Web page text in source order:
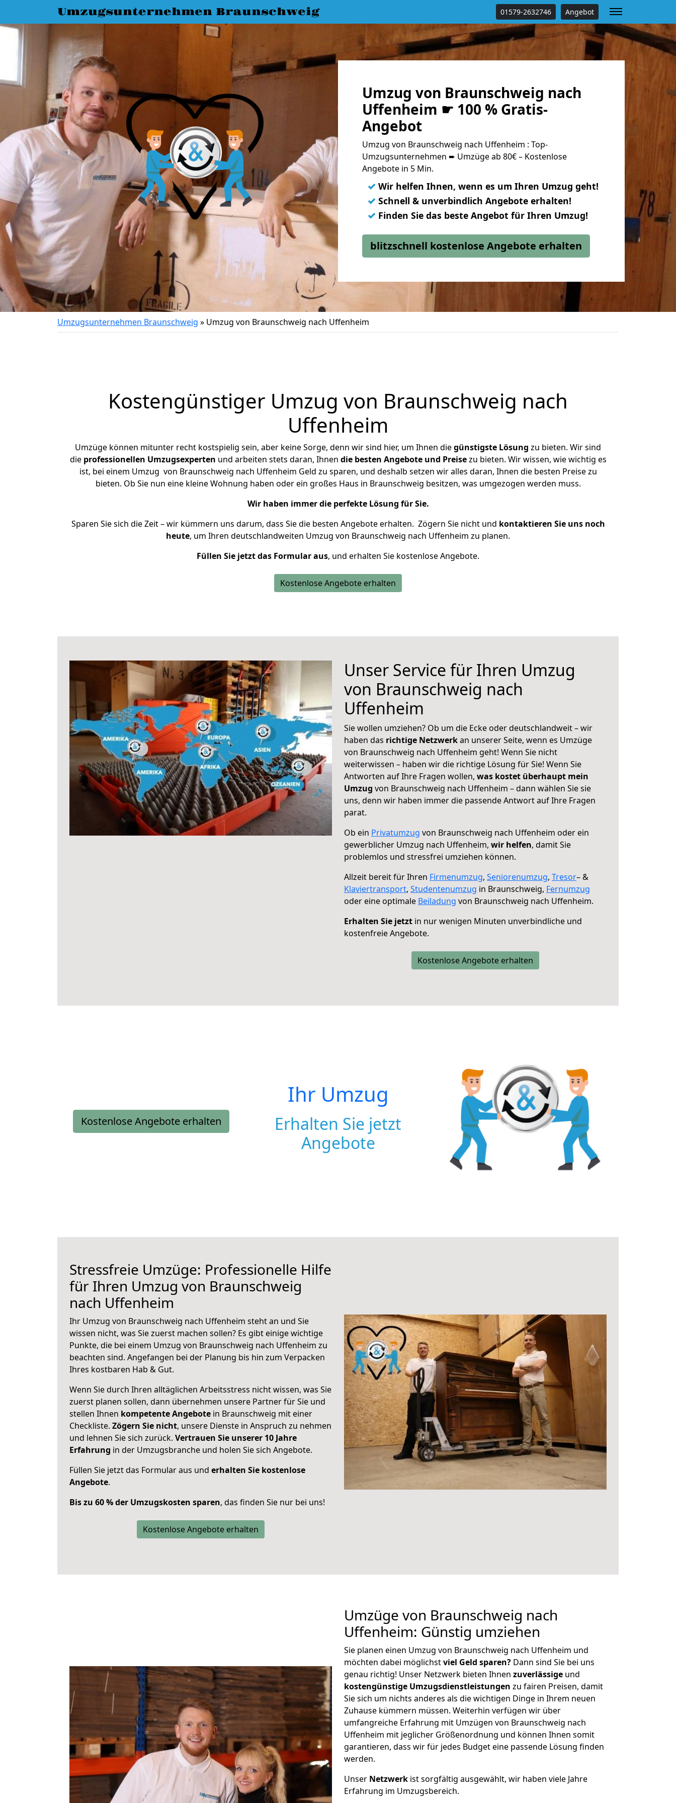
Umzugsunternehmen Braunschweig 01579-2632746 Angebot
Umzug von Braunschweig nach
Uffenheim ☛ 100 % Gratis-
Angebot
Umzug von Braunschweig nach Uffenheim : Top-
Umzugsunternehmen ➨ Umzüge ab 80€ – Kostenlose
Angebote in 5 Min.
✓ Wir helfen Ihnen, wenn es um Ihren Umzug geht!
✓ Schnell & unverbindlich Angebote erhalten!
✓ Finden Sie das beste Angebot für Ihren Umzug!
blitzschnell kostenlose Angebote erhalten
Umzugsunternehmen Braunschweig » Umzug von Braunschweig nach Uffenheim
Kostengünstiger Umzug von Braunschweig nach
Uffenheim
Umzüge können mitunter recht kostspielig sein, aber keine Sorge, denn wir sind hier, um Ihnen diegünstigste Lösung zu bieten. Wir sind
die professionellen Umzugsexperten und arbeiten stets daran, Ihnen die besten Angebote und Preisezu bieten. Wir wissen, wie wichtig es
ist, bei einem Umzug von Braunschweig nach Uffenheim Geld zu sparen, und deshalb setzen wir alles daran, Ihnen die besten Preise zu
bieten. Ob Sie nun eine kleine Wohnung haben oder ein großes Haus in Braunschweig besitzen, was umgezogen werden muss.
Wir haben immer die perfekte Lösung für Sie.
Sparen Sie sich die Zeit – wir kümmern uns darum, dass Sie die besten Angebote erhalten. Zögern Sie nicht und kontaktieren Sie uns noch
heute, um Ihren deutschlandweiten Umzug von Braunschweig nach Uffenheim zu planen.
Füllen Sie jetzt das Formular aus, und erhalten Sie kostenlose Angebote.
Kostenlose Angebote erhalten
Unser Service für Ihren Umzug
von Braunschweig nach
Uffenheim
Sie wollen umziehen? Ob um die Ecke oder deutschlandweit – wir
haben das richtige Netzwerkan unserer Seite, wenn es Umzüge
von Braunschweig nach Uffenheim geht! Wenn Sie nicht
weiterwissen – haben wir die richtige Lösung für Sie! Wenn Sie
Antworten auf Ihre Fragen wollen, was kostet überhaupt mein
Umzug von Braunschweig nach Uffenheim – dann wählen Sie sie
uns, denn wir haben immer die passende Antwort auf Ihre Fragen
parat.
Ob ein Privatumzug von Braunschweig nach Uffenheim oder ein
gewerblicher Umzug nach Uffenheim, wir helfen, damit Sie
problemlos und stressfrei umziehen können.
Allzeit bereit für Ihren Firmenumzug, Seniorenumzug, Tresor– &
Klaviertransport, Studentenumzug in Braunschweig, Fernumzug
oder eine optimale Beiladung von Braunschweig nach Uffenheim.
Erhalten Sie jetzt in nur wenigen Minuten unverbindliche und
kostenfreie Angebote.
Kostenlose Angebote erhalten
Kostenlose Angebote erhalten
Ihr Umzug
Erhalten Sie jetzt
Angebote
Stressfreie Umzüge: Professionelle Hilfe
für Ihren Umzug von Braunschweig
nach Uffenheim
Ihr Umzug von Braunschweig nach Uffenheim steht an und Sie
wissen nicht, was Sie zuerst machen sollen? Es gibt einige wichtige
Punkte, die bei einem Umzug von Braunschweig nach Uffenheim zu
beachten sind. Angefangen bei der Planung bis hin zum Verpacken
Ihres kostbaren Hab & Gut.
Wenn Sie durch Ihren alltäglichen Arbeitsstress nicht wissen, was Sie
zuerst planen sollen, dann übernehmen unsere Partner für Sie und
stellen Ihnen kompetente Angebote in Braunschweig mit einer
Checkliste. Zögern Sie nicht, unsere Dienste in Anspruch zu nehmen
und lehnen Sie sich zurück. Vertrauen Sie unserer 10 Jahre
Erfahrung in der Umzugsbranche und holen Sie sich Angebote.
Füllen Sie jetzt das Formular aus und erhalten Sie kostenlose
Angebote.
Bis zu 60 % der Umzugskosten sparen, das finden Sie nur bei uns!
Kostenlose Angebote erhalten
Umzüge von Braunschweig nach
Uffenheim: Günstig umziehen
Sie planen einen Umzug von Braunschweig nach Uffenheim und
möchten dabei möglichstviel Geld sparen? Dann sind Sie bei uns
genau richtig! Unser Netzwerk bieten Ihnen zuverlässige und
kostengünstige Umzugsdienstleistungen zu fairen Preisen, damit
Sie sich um nichts anderes als die wichtigen Dinge in Ihrem neuen
Zuhause kümmern müssen. Weiterhin verfügen wir über
umfangreiche Erfahrung mit Umzügen von Braunschweig nach
Uffenheim mit jeglicher Größenordnung und können Ihnen somit
garantieren, dass wir für jedes Budget eine passende Lösung finden
werden.
Unser Netzwerk ist sorgfältig ausgewählt, wir haben viele Jahre
Erfahrung im Umzugsbereich.